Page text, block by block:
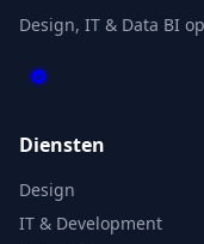
Design, IT & Data BI
Diensten
Design
IT & Development